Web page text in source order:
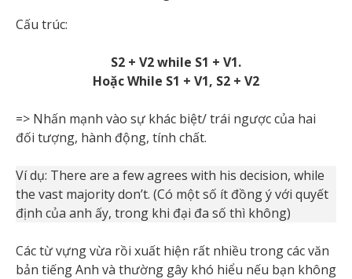
Cấu trúc:
S2 + V2 while S1 + V1.
Hoặc While S1 + V1, S2 + V2
=> Nhấn mạnh vào sự khác biệt/ trái ngược của hai
đối tượng, hành động, tính chất.
Ví dụ: There are a few agrees with his decision, while
the vast majority don’t. (Có một số ít đồng ý với quyết
định của anh ấy, trong khi đại đa số thì không)
Các từ vựng vừa rồi xuất hiện rất nhiều trong các văn
bản tiếng Anh và thường gây khó hiểu nếu bạn không